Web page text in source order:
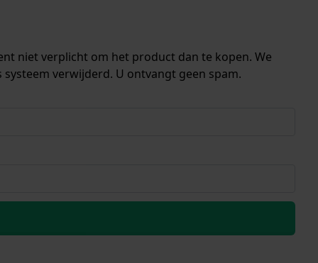
niet verplicht om het product dan te kopen. We
verwijderd. U ontvangt geen spam.